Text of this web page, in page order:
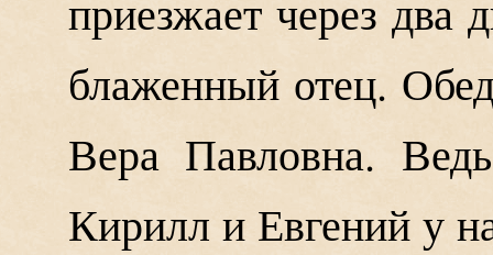
приезжает через два
блаженный отец.
Вера Павловна.
Кирилл и Евгений у